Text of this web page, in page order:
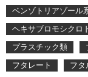
ベンゾトリアゾール
ヘキサブロモシクロ
プラスチック類
フタレート
フ